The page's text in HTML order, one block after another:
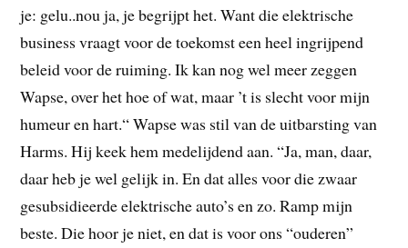
je: gelu..nou ja, je begrijpt het. Want die elektrische
business vraagt voor de toekomst een heel ingrijpend
beleid voor de ruiming. Ik kan nog wel meer zeggen
Wapse, over het hoe of wat, maar ’t is slecht voor mijn
humeur en hart.“ Wapse was stil van de uitbarsting van
Harms. Hij keek hem medelijdend aan. “Ja, man, daar,
daar heb je wel gelijk in. En dat alles voor die zwaar
gesubsidieerde elektrische auto’s en zo. Ramp mijn
beste. Die hoor je niet, en dat is voor ons “ouderen”